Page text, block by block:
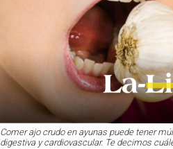
Comer ajo crudo en ayunas puede tener
digestiva y cardiovascular. Te decimos